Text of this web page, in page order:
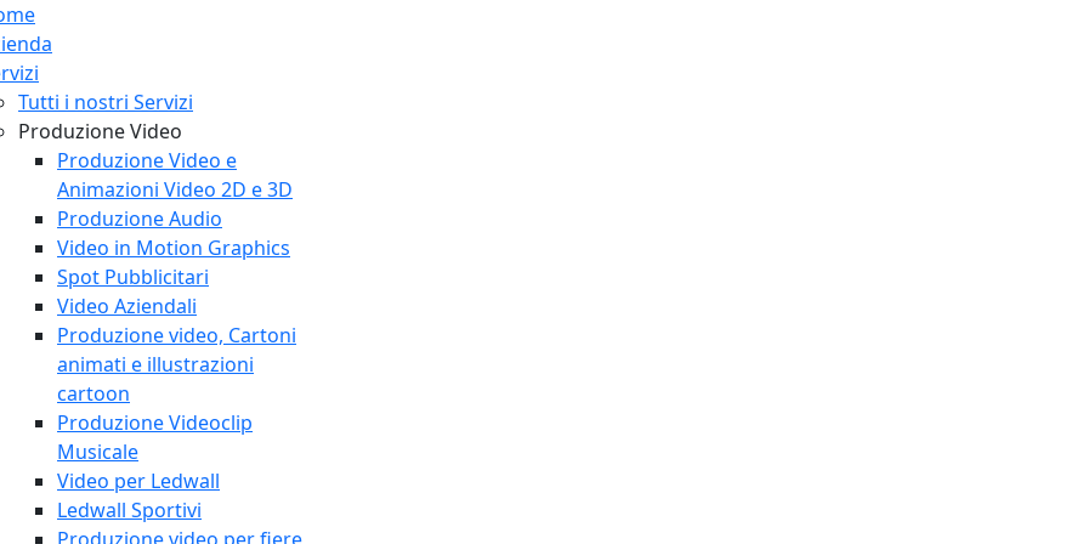
Tutti i nostri Servizi
Produzione Video
Produzione Video e
Animazioni Video 2D e 3D
Produzione Audio
Video in Motion Graphics
Spot Pubblicitari
Video Aziendali
Produzione video, Cartoni
animati e illustrazioni
cartoon
Produzione Videoclip
Musicale
Video per Ledwall
Ledwall Sportivi